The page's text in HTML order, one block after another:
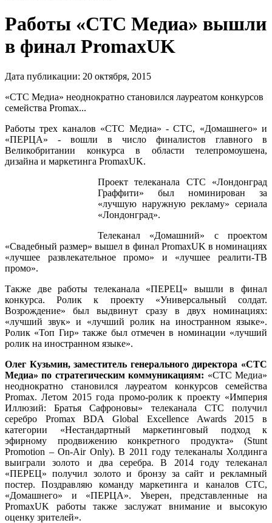
Работы «СТС Медиа» вышли
в финал PromaxUK
Дата публикации: 20 октября, 2015
«СТС Медиа» неоднократно становился лауреатом конкурсов
семейства Promax...
Работы трех каналов «СТС Медиа» - СТС, «Домашнего» и
«ПЕРЦА» - вошли в число финалистов главного в
Великобритании конкурса в области телепромоушена,
дизайна и маркетинга PromaxUK.
Проект телеканала СТС «Лондонград
Граффити» был номинирован за
«лучшую наружную рекламу» сериала
«Лондонград».
Телеканал «Домашний» с проектом
«Свадебный размер» вышел в финал PromaxUK в номинациях
«лучшее развлекательное промо» и «лучшее реалити-ТВ
промо».
Также две работы телеканала «ПЕРЕЦ» вышли в финал
конкурса. Ролик к проекту «Универсальный солдат.
Возрождение» был выдвинут сразу в двух номинациях:
«лучший звук» и «лучший ролик на иностранном языке».
Ролик «Топ Гир» также был отмечен в номинации «лучший
ролик на иностранном языке».
Олег Кузьмин, заместитель генерального директора «СТС
Медиа» по стратегическим коммуникациям: «СТС Медиа»
неоднократно становился лауреатом конкурсов семейства
Promax. Летом 2015 года промо-ролик к проекту «Империя
Иллюзий: Братья Сафроновы» телеканала СТС получил
серебро Promax BDA Global Excellence Awards 2015 в
категории «Нестандартный маркетинговый подход к
эфирному продвижению конкретного продукта» (Stunt
Promotion – On-Air Only). В 2011 году телеканалы Холдинга
выиграли золото и два серебра. В 2014 году телеканал
«ПЕРЕЦ» получил золото и бронзу за сайт и рекламный
постер. Поздравляю команду маркетинга и каналов СТС,
«Домашнего» и «ПЕРЦА». Уверен, представленные на
PromaxUK работы также заслужат внимание и высокую
оценку зрителей».